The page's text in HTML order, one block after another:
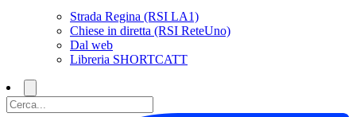
Strada Regina (RSI LA1)
Chiese in diretta (RSI ReteUno)
Dal web
Libreria SHORTCATT